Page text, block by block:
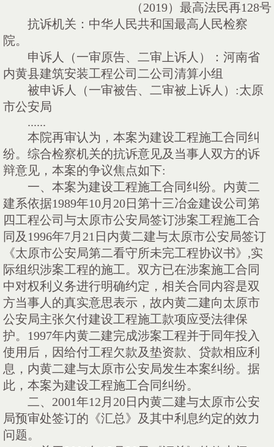
（2019） 最高法民再128号
抗诉机关：中华人民共和国最高人民检察
院。
申诉人（一审原告、二审上诉人）：河南省
内黄县建筑安装工程公司二公司清算小组
被申诉人（一审被告、二审被上诉人） :太原
市公安局
......
本院再审认为，本案为建设工程施工合同纠
纷。综合检察机关的抗诉意见及当事人双方的诉
辩意见，本案的争议焦点如下:
一、 本案为建设工程施工合同纠纷。内黄二
建系依据1989年10月 20日第十三冶金建设公司第
四工程公司与太原市公安局签订涉案工程施工合
同及 1996年7月 21 日内黄二建与太原市公安局签订
《太原市公安局第二看守所未完工程协议书》 ,实
际组织涉案工程的施工。双方已在涉案施工合同
中对权利义务进行明确约定，相关合同内容是双
方当事人的真实意思表示，故内黄二建向太原市
公安局主张欠付建设工程施工款项应受法律保
护。
1997年内黄二建完成涉案工程并于同年投入
使用后，因给付工程欠款及垫资款、贷款相应利
息，内黄二建与太原市公安局发生本案纠纷。据
此，本案为建设工程施工合同纠纷。
二、 2001年12 月 20日内黄二建与太原市公安
局预审处签订的《汇总》及其中利息约定的效力
问题。